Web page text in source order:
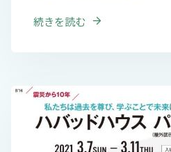
続きを読む